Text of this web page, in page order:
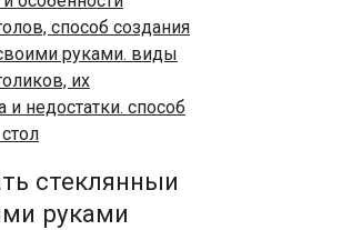
стеклянныи
руками